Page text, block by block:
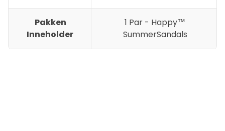
Pakken
Inneholder
1 Par - Happy™
SummerSandals